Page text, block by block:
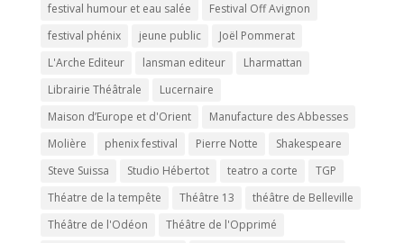
festival humour et eau salée
Festival Off Avignon
festival phénix
jeune public
Joël Pommerat
L'Arche Editeur
lansman editeur
Lharmattan
Librairie Théâtrale
Lucernaire
Maison d’Europe et d'Orient
Manufacture des Abbesses
Molière
phenix festival Pierre Notte
Shakespeare
Steve Suissa
Studio Hébertot teatro a corte
TGP
Théatre de la tempête
Théâtre 13
théâtre de Belleville
Théâtre de l'Odéon
Théâtre de l'Opprimé